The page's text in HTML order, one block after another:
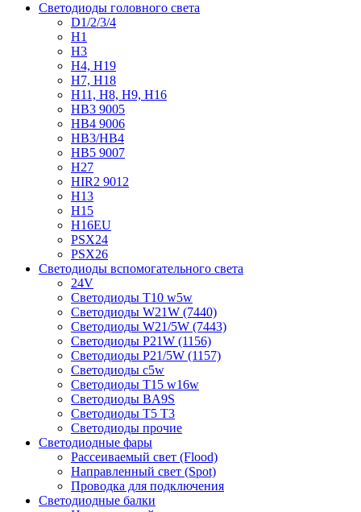
Светодиоды головного света
D1/2/3/4
H1
H3
H4, H19
H7, H18
H11, H8, H9, H16
HB3 9005
HB4 9006
HB3/HB4
HB5 9007
H27
HIR2 9012
H13
H15
H16EU
PSX24
PSX26
Светодиоды вспомогательного света
24V
Светодиоды T10 w5w
Светодиоды W21W (7440)
Светодиоды W21/5W (7443)
Светодиоды P21W (1156)
Светодиоды P21/5W (1157)
Светодиоды c5w
Светодиоды T15 w16w
Светодиоды BA9S
Светодиоды T5 T3
Светодиоды прочие
Светодиодные фары
Рассеиваемый свет (Flood)
Направленный свет (Spot)
Проводка для подключения
Светодиодные балки